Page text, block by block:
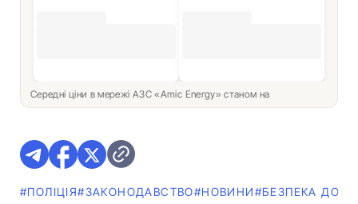
Середні ціни в мережі АЗС «Amic Energy» станом на
#ПОЛІЦІЯ#ЗАКОНОДАВСТВО#НОВИНИ#БЕЗПЕКА